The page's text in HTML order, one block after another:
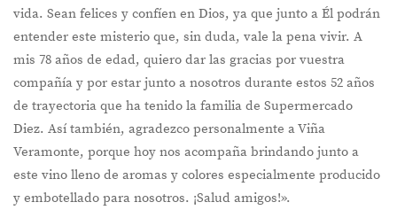
vida. Sean felices y confíen en Dios, ya que junto a Él podrán
entender este misterio que, sin duda, vale la pena vivir. A
mis 78 años de edad, quiero dar las gracias por vuestra
compañía y por estar junto a nosotros durante estos 52 años
de trayectoria que ha tenido la familia de Supermercado
Diez. Así también, agradezco personalmente a Viña
Veramonte, porque hoy nos acompaña brindando junto a
este vino lleno de aromas y colores especialmente producido
y embotellado para nosotros. ¡Salud amigos!».